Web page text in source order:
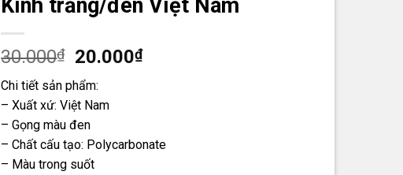
Kính trắng/đen Việt Nam
30.000₫
Giá
gốc
là:
30.000₫.
20.000₫Giá
Chi tiết sản phẩm:
– Xuất xứ: Việt Nam
– Gọng màu đen
– Chất cấu tạo: Polycarbonate
– Màu trong suốt